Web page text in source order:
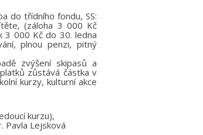
do třídního fondu, SS:
(záloha 3 000 Kč
3 000 Kč do 30. ledna
plnou penzi, pitný
zvýšení skipasů a
zůstává částka v
kurzy, kulturní akce
kurzu),
Pavla Lejsková